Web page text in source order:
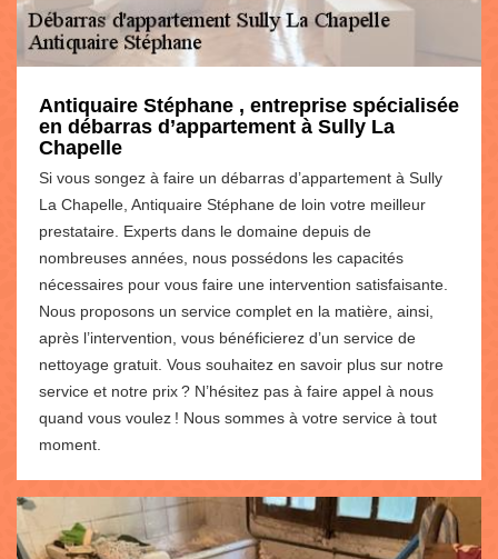
Antiquaire Stéphane , entreprise spécialisée
en débarras d’appartement à Sully La
Chapelle
Si vous songez à faire un débarras d’appartement à Sully
La Chapelle, Antiquaire Stéphane de loin votre meilleur
prestataire. Experts dans le domaine depuis de
nombreuses années, nous possédons les capacités
nécessaires pour vous faire une intervention satisfaisante.
Nous proposons un service complet en la matière, ainsi,
après l’intervention, vous bénéficierez d’un service de
nettoyage gratuit. Vous souhaitez en savoir plus sur notre
service et notre prix ? N’hésitez pas à faire appel à nous
quand vous voulez ! Nous sommes à votre service à tout
moment.